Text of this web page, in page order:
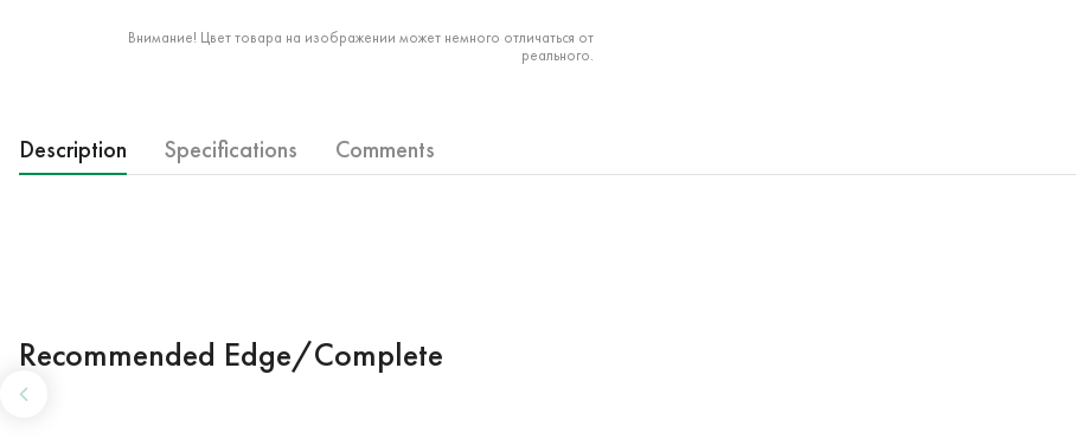
Внимание! Цвет товара на изображении может немного отличаться от
реального.
Description Specifications Comments
Recommended Edge/Complete